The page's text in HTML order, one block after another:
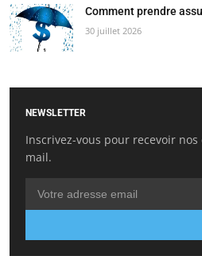
Comment prendre
30 juillet 2026
NEWSLETTER
Inscrivez-vous pour recevoir
mail.